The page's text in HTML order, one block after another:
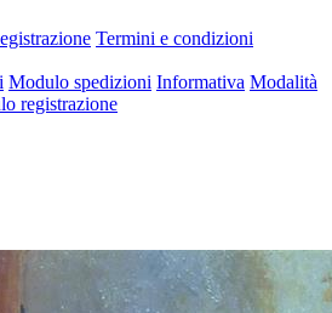
Termini e condizioni
Modulo spedizioni Informativa Modalità
registrazione